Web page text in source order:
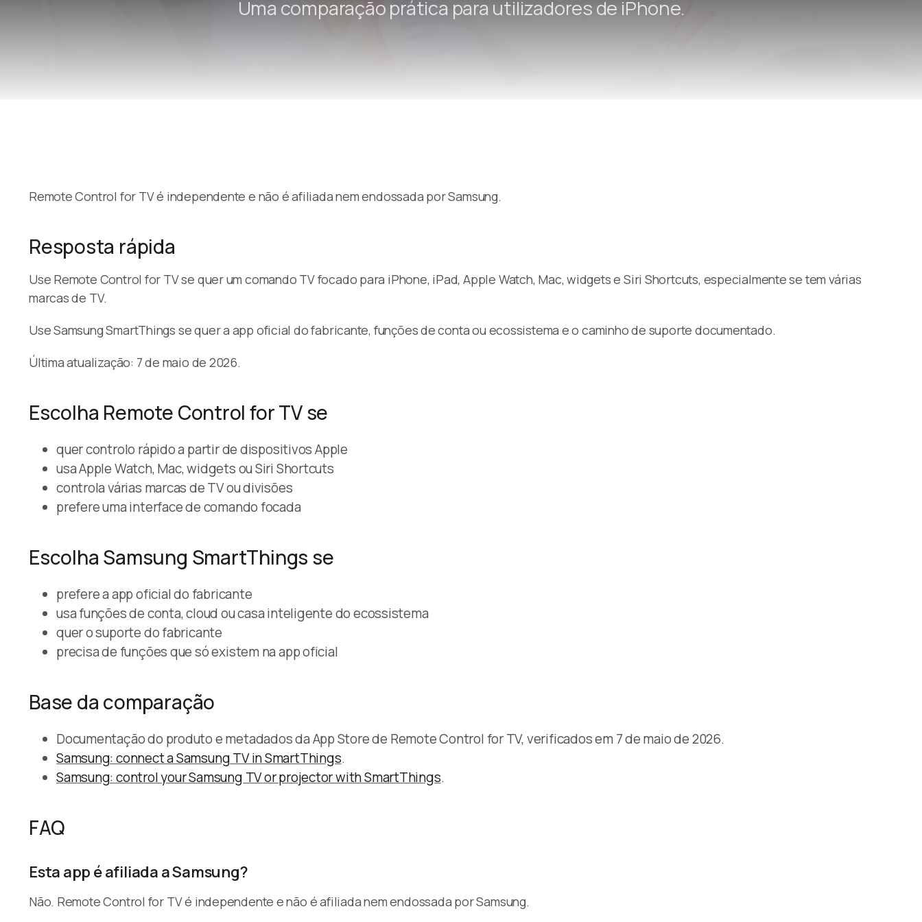
Remote Helper
Uma comparação prática para utilizadores de iPhone.
Remote Control for TV é independente e não é afiliada nem endossada por Samsung.
Resposta rápida
Use Remote Control for TV se quer um comando TV focado para iPhone, iPad, Apple Watch, Mac, widgets e Siri Shortcuts, especialmente se tem várias
marcas de TV.
Use Samsung SmartThings se quer a app oficial do fabricante, funções de conta ou ecossistema e o caminho de suporte documentado.
Última atualização: 7 de maio de 2026.
Escolha Remote Control for TV se
quer controlo rápido a partir de dispositivos Apple
usa Apple Watch, Mac, widgets ou Siri Shortcuts
controla várias marcas de TV ou divisões
prefere uma interface de comando focada
Escolha Samsung SmartThings se
prefere a app oficial do fabricante
usa funções de conta, cloud ou casa inteligente do ecossistema
quer o suporte do fabricante
precisa de funções que só existem na app oficial
Base da comparação
Documentação do produto e metadados da App Store de Remote Control for TV, verificados em 7 de maio de 2026.
Samsung: connect a Samsung TV in SmartThings.
Samsung: control your Samsung TV or projector with SmartThings.
FAQ
Esta app é afiliada a Samsung?
Não. Remote Control for TV é independente e não é afiliada nem endossada por Samsung.